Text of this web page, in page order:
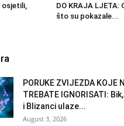
DO KRAJA LJETA:
što su pokazale...
PORUKE ZVIJEZDA KOJE
TREBATE IGNORISATI:
i Blizanci ulaze...
August 3, 2026